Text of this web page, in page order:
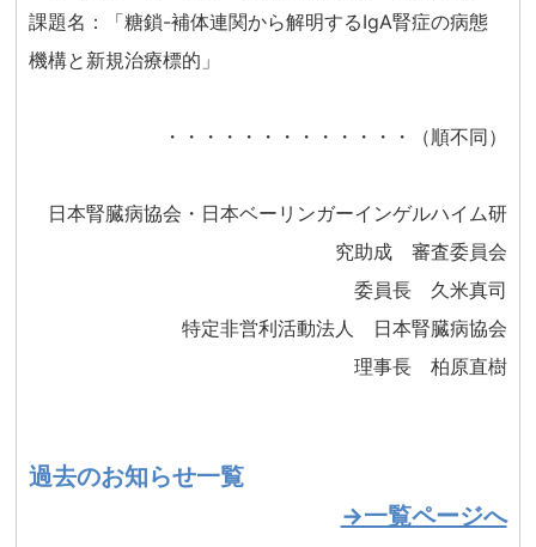
課題名：「糖鎖-補体連関から解明するIgA腎症の病態
機構と新規治療標的」
・・・・・・・・・・・・・（順不同）
日本腎臓病協会・日本ベーリンガーインゲルハイム研
究助成 審査委員会
委員長 久米真司
特定非営利活動法人 日本腎臓病協会
理事長 柏原直樹
過去のお知らせ一覧
→一覧ページへ